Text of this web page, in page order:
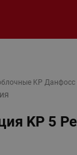
KP Данфосс
KP 5